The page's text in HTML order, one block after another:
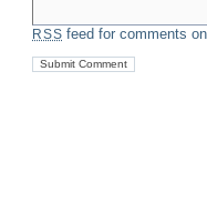
RSS feed for comments